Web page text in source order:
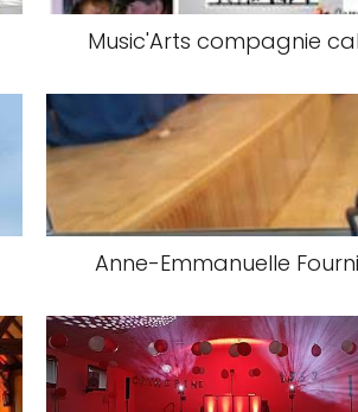
Music'Arts compagnie
Anne-Emmanuelle